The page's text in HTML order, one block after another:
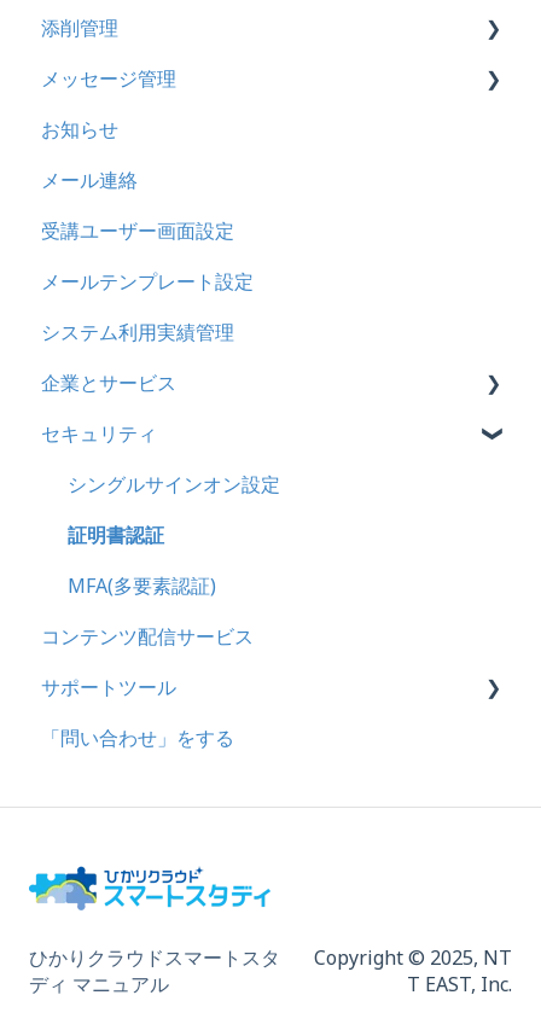
ドキュメント
ビデオ
ドリル
メール
メッセージ
お知らせ
多言語変換
助成金
2023年12月アップデート
2023年11月アップデート
2023年8月アップデート
2023年4月アップデート
ストレスチェック
CSVについて
リンク
ドリルについて
【問題・ドリル】の参考
ドリルスキンについて
問題属性
添削管理
概要
基本操作
採点権限のみを持ったユーザ
採点・承認権限を持ったユーザ
メッセージ管理
基本操作
リンクメッセージスレッド
お知らせ
メール連絡
受講ユーザー画面設定
メールテンプレート設定
システム利用実績管理
企業とサービス
用語の定義
企業について
統合ユーザーについて
サービスについて
セキュリティ
シングルサインオン設定
証明書認証
MFA(多要素認証)
コンテンツ配信サービス
サポートツール
基本操作
問題登録用ファイルに戻す
ドキュメントを登録する
「問い合わせ」をする
ひかりクラウドスマートスタ
ディ マニュアル
Copyright © 2025, NT
T EAST, Inc.